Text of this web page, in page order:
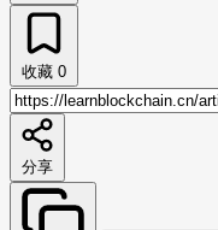
收藏 0
分享